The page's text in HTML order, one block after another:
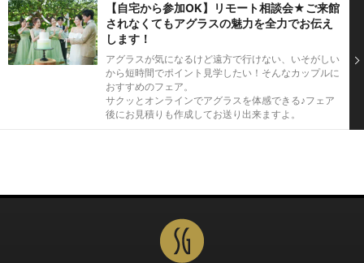
【自宅から参加OK】リモート相談会★ご来館
されなくてもアグラスの魅力を全力でお伝え
します！
アグラスが気になるけど遠方で行けない、いそがしい
から短時間でポイント見学したい！そんなカップルに
おすすめのフェア。
サクッとオンラインでアグラスを体感できる♪フェア
後にお見積りも作成してお送り出来ますよ。